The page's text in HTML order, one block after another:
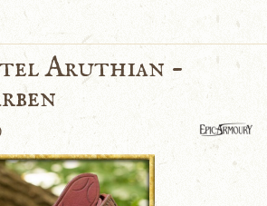
Aruthian -